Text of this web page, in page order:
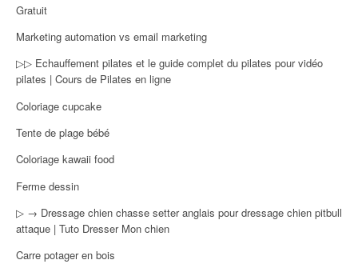
Gratuit
Marketing automation vs email marketing
▷▷ Echauffement pilates et le guide complet du pilates pour vidéo
pilates | Cours de Pilates en ligne
Coloriage cupcake
Tente de plage bébé
Coloriage kawaii food
Ferme dessin
▷ → Dressage chien chasse setter anglais pour dressage chien pitbull
attaque | Tuto Dresser Mon chien
Carre potager en bois